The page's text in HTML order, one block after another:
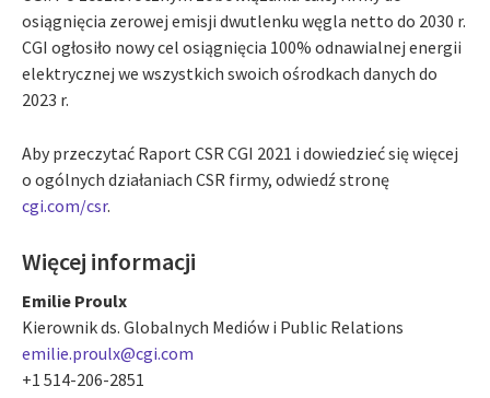
osiągnięcia zerowej emisji dwutlenku węgla netto do 2030 r.
CGI ogłosiło nowy cel osiągnięcia 100% odnawialnej energii
elektrycznej we wszystkich swoich ośrodkach danych do
2023 r.
Aby przeczytać Raport CSR CGI 2021 i dowiedzieć się więcej
o ogólnych działaniach CSR firmy, odwiedź stronę
cgi.com/csr.
Więcej informacji
Emilie Proulx
Kierownik ds. Globalnych Mediów i Public Relations
emilie.proulx@cgi.com
+1 514-206-2851